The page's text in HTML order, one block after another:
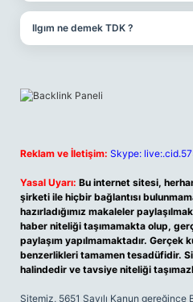
Ilgım ne demek TDK ?
Reklam ve İletişim: Skype:
Yasal Uyarı: Bu internet sitesi,
şirketi ile hiçbir bağlantısı
hazırladığımız makaleler
haber niteliği taşımamakta olup,
paylaşım yapılmamaktadır. Gerçek
benzerlikleri tamamen tesadüfidir.
halindedir ve tavsiye niteliği
Sitemiz, 5651 Sayılı Kanun